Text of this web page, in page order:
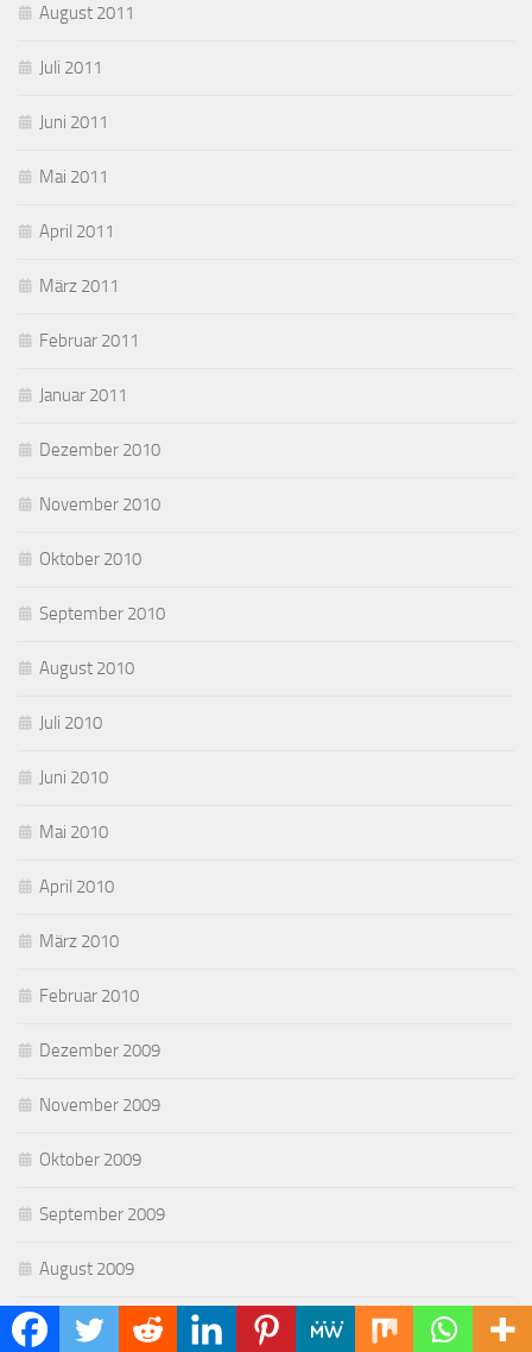
August 2011
Juli 2011
Juni 2011
Mai 2011
April 2011
März 2011
Februar 2011
Januar 2011
Dezember 2010
November 2010
Oktober 2010
September 2010
August 2010
Juli 2010
Juni 2010
Mai 2010
April 2010
März 2010
Februar 2010
Dezember 2009
November 2009
Oktober 2009
September 2009
August 2009
Juli 2009